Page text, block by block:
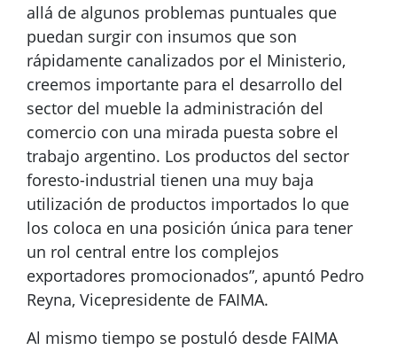
allá de algunos problemas puntuales que
puedan surgir con insumos que son
rápidamente canalizados por el Ministerio,
creemos importante para el desarrollo del
sector del mueble la administración del
comercio con una mirada puesta sobre el
trabajo argentino. Los productos del sector
foresto-industrial tienen una muy baja
utilización de productos importados lo que
los coloca en una posición única para tener
un rol central entre los complejos
exportadores promocionados”, apuntó Pedro
Reyna, Vicepresidente de FAIMA.
Al mismo tiempo se postuló desde FAIMA